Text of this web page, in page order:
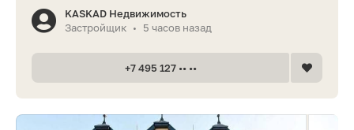
KASKAD Недвижимость
Застройщик • 5 часов назад
+7 495 127 •• ••